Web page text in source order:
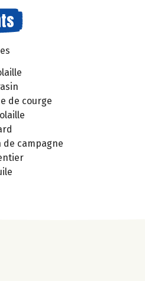
de courge
de campagne